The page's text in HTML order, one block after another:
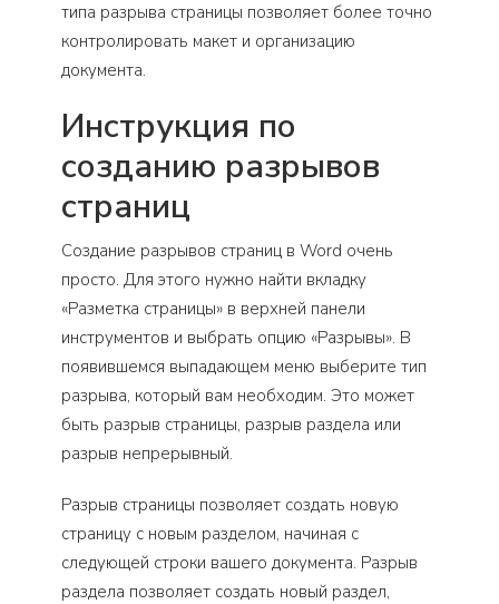
типа разрыва страницы позволяет более точно
контролировать макет и организацию
документа.
Инструкция по
созданию разрывов
страниц
Создание разрывов страниц в Word очень
просто. Для этого нужно найти вкладку
«Разметка страницы» в верхней панели
инструментов и выбрать опцию «Разрывы». В
появившемся выпадающем меню выберите тип
разрыва, который вам необходим. Это может
быть разрыв страницы, разрыв раздела или
разрыв непрерывный.
Разрыв страницы позволяет создать новую
страницу с новым разделом, начиная с
следующей строки вашего документа. Разрыв
раздела позволяет создать новый раздел,